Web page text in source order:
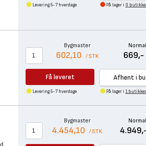
Levering 5-7 hverdage På lager i 0
Bygmaster
602,10 / STK 669,-
Få leveret Afhent i
Levering 5-7 hverdage På lager i 1 butikker
Bygmaster
4.454,10 / STK